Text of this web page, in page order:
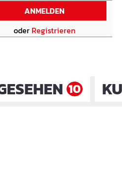
ANMELDEN
oder Registrieren
10